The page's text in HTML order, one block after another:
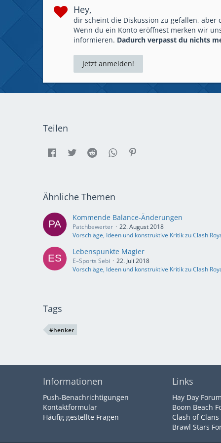
Hey,
dir scheint die Diskussion zu gefallen, aber
Wenn du ein Konto eröffnest merken wir
informieren. Dadurch verpasst du nichts
Jetzt anmelden!
Teilen
Ähnliche Themen
Kommende Balance-Änderungen
Patchbewerter
22. August 2018
Vorschläge, Ideen und konstruktive Kritik zu Clash
Lebenspunkte Magier
E–Sports Sebi
22. Juli 2018
Vorschläge, Ideen und konstruktive Kritik zu Clash
Tags
#henker
Informationen
Push-Benachrichtigungen
Kontaktformular
Häufig gestellte Fragen
Links
Hay Day
Boom Beach
Clash of
Brawl Stars